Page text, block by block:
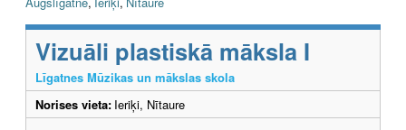
Vizuāli plastiskā māksla I
Līgatnes Mūzikas un mākslas skola
Norises vieta: Ieriķi, Nītaure